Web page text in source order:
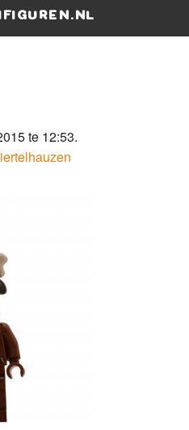
te 12:53.